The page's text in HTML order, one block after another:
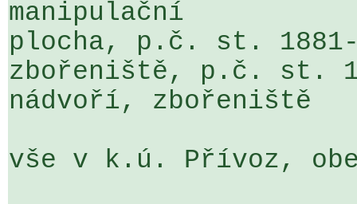
manipulační
plocha, p.č. st.
zbořeniště, p.č. st.
nádvoří, zbořeniště
vše v k.ú. Přívoz,